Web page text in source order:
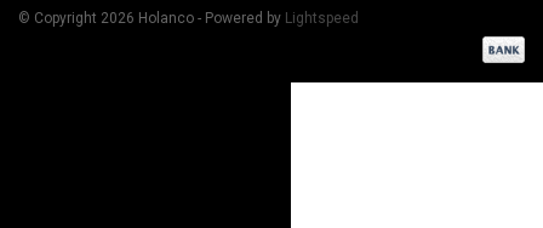
© Copyright 2026 Holanco - Powered by Lightspeed